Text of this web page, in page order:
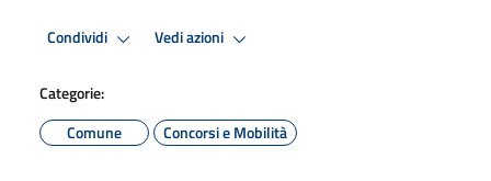
Condividi Vedi azioni
Categorie:
Comune
Concorsi e Mobilità